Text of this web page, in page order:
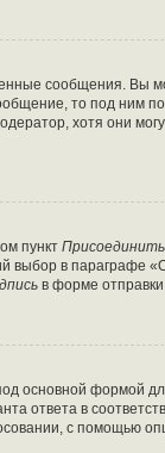
сообщения. Вы
то под ним
хотя они
пункт
в параграфе
в форме
основной формой
ответа в
с помощью